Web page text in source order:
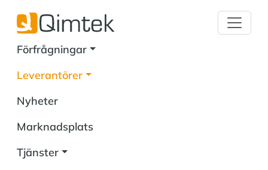
Förfrågningar
Leverantörer
Nyheter
Marknadsplats
Tjänster